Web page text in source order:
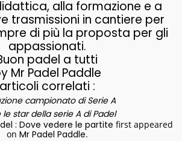
alla formazione e a
trasmissioni in cantiere per
di più la proposta per gli
appassionati.
padel a tutti
Mr Padel Paddle
articoli correlati :
campionato di Serie A
le star della serie A di Padel
: Dove vedere le partite first appeared
on Mr Padel Paddle.